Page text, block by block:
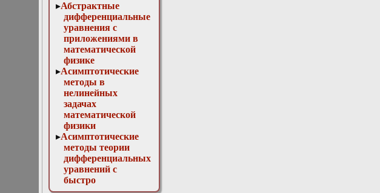
Абстрактные
дифференциальные
уравнения с
приложениями в
математической
физике
Асимптотические
методы в
нелинейных
задачах
математической
физики
Асимптотические
методы теории
дифференциальных
уравнений с
быстро
осциллирующими